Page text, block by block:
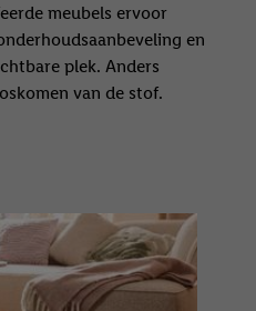
meubels ervoor
en
plek. Anders
van de stof.